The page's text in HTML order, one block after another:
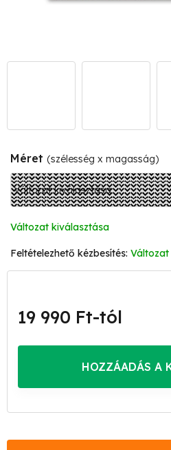
Méret (szélesség x magasság)
Változat kiválasztása
19 990 Ft-tól
HOZZÁADÁS A